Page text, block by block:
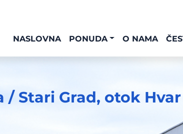
NASLOVNA PONUDA O NAMA
/ Stari Grad, otok Hvar